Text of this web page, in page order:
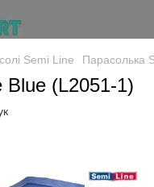
Semi Line Парасолька
Blue (L2051-1)